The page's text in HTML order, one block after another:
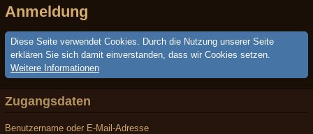
Anmeldung
Diese Seite verwendet Cookies. Durch die Nutzung unserer Seite
erklären Sie sich damit einverstanden, dass wir Cookies setzen.
Weitere Informationen
Zugangsdaten
Benutzername oder E-Mail-Adresse